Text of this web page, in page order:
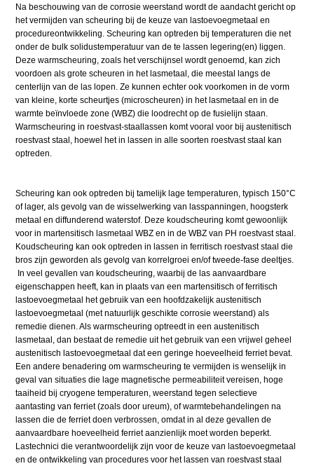
Na beschouwing van de corrosie weerstand wordt de aandacht gericht op
het vermijden van scheuring bij de keuze van lastoevoegmetaal en
procedureontwikkeling. Scheuring kan optreden bij temperaturen die net
onder de bulk solidustemperatuur van de te lassen legering(en) liggen.
Deze warmscheuring, zoals het verschijnsel wordt genoemd, kan zich
voordoen als grote scheuren in het lasmetaal, die meestal langs de
centerlijn van de las lopen. Ze kunnen echter ook voorkomen in de vorm
van kleine, korte scheurtjes (microscheuren) in het lasmetaal en in de
warmte beïnvloede zone (WBZ) die loodrecht op de fusielijn staan.
Warmscheuring in roestvast-staallassen komt vooral voor bij austenitisch
roestvast staal, hoewel het in lassen in alle soorten roestvast staal kan
optreden.
Scheuring kan ook optreden bij tamelijk lage temperaturen, typisch 150°C
of lager, als gevolg van de wisselwerking van lasspanningen, hoogsterk
metaal en diffunderend waterstof. Deze koudscheuring komt gewoonlijk
voor in martensitisch lasmetaal WBZ en in de WBZ van PH roestvast staal.
Koudscheuring kan ook optreden in lassen in ferritisch roestvast staal die
bros zijn geworden als gevolg van korrelgroei en/of tweede-fase deeltjes.
In veel gevallen van koudscheuring, waarbij de las aanvaardbare
eigenschappen heeft, kan in plaats van een martensitisch of ferritisch
lastoevoegmetaal het gebruik van een hoofdzakelijk austenitisch
lastoevoegmetaal (met natuurlijk geschikte corrosie weerstand) als
remedie dienen. Als warmscheuring optreedt in een austenitisch
lasmetaal, dan bestaat de remedie uit het gebruik van een vrijwel geheel
austenitisch lastoevoegmetaal dat een geringe hoeveelheid ferriet bevat.
Een andere benadering om warmscheuring te vermijden is wenselijk in
geval van situaties die lage magnetische permeabiliteit vereisen, hoge
taaiheid bij cryogene temperaturen, weerstand tegen selectieve
aantasting van ferriet (zoals door ureum), of warmtebehandelingen na
lassen die de ferriet doen verbrossen, omdat in al deze gevallen de
aanvaardbare hoeveelheid ferriet aanzienlijk moet worden beperkt.
Lastechnici die verantwoordelijk zijn voor de keuze van lastoevoegmetaal
en de ontwikkeling van procedures voor het lassen van roestvast staal